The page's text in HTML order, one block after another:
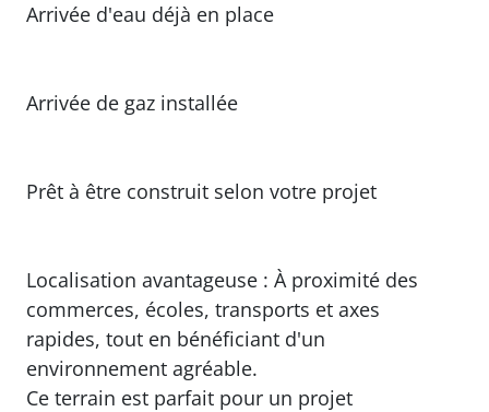
Arrivée d'eau déjà en place
Arrivée de gaz installée
Prêt à être construit selon votre projet
Localisation avantageuse : À proximité des
commerces, écoles, transports et axes
rapides, tout en bénéficiant d'un
environnement agréable.
Ce terrain est parfait pour un projet